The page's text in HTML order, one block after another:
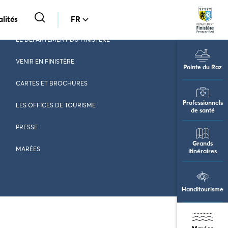
FR
Pointe du Raz
Professionnels
de santé
Grands
itinéraires
Handitourisme
LE DÉPARTEMENT DU FINISTÈRE
VENIR EN FINISTÈRE
CARTES ET BROCHURES
LES OFFICES DE TOURISME
PRESSE
MARÉES